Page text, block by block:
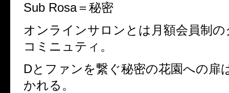
Sub Rosa＝秘密
オンラインサロンとは月額会員制
コミニュティ。
Dとファンを繋ぐ秘密の花園への扉
かれる。